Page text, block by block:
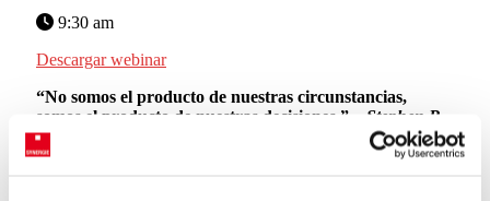
9:30 am
Descargar webinar
“No somos el producto de nuestras circunstancias,
somos el producto de nuestras decisiones .” – Stephen R.
Covey